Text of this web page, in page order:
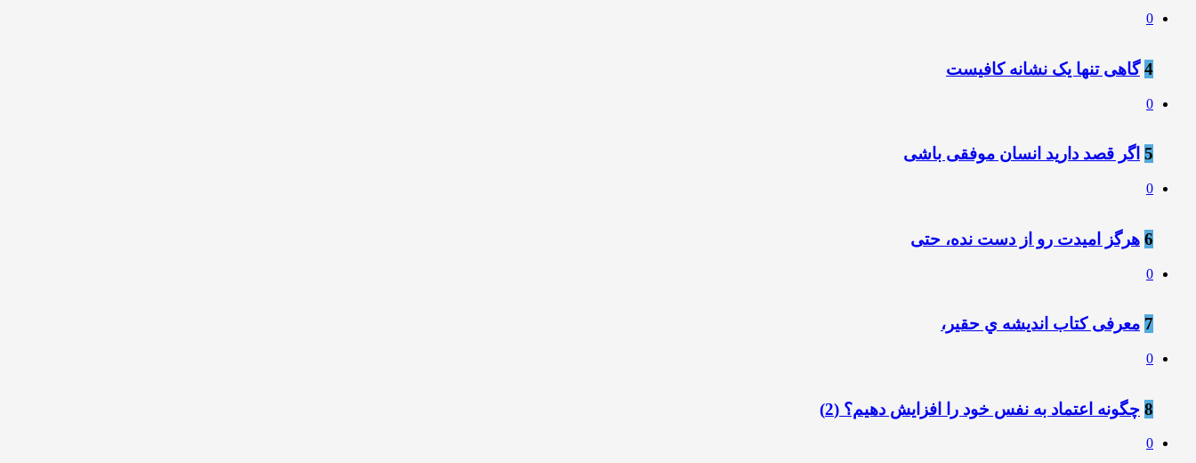
0
4 ️گاﻫﯽ ﺗﻨﻬﺎ ﯾﮏ ﻧﺸﺎﻧﻪ ﮐﺎﻓﯿﺴﺖ
0
5 اگر قصد دارید انسان موفقی باشی
0
6 هرگز امیدت رو از دست نده، حتی
0
7 معرفی کتاب انديشه ي حقير،
0
8 چگونه اعتماد به نفس خود را افزایش دهیم؟ ️(2)
0